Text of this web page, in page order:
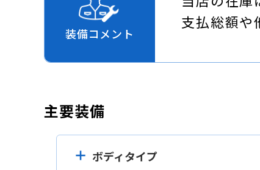
装備コメント
支払総額や
主要装備
ボディタイプ